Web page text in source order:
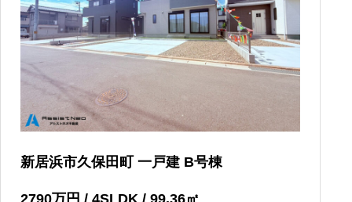
新居浜市久保田町 一戸建 B号棟
2790万円 / 4SLDK / 99.36㎡